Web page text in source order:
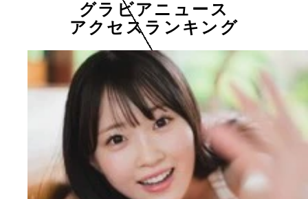
グラビアニュース
アクセスランキング